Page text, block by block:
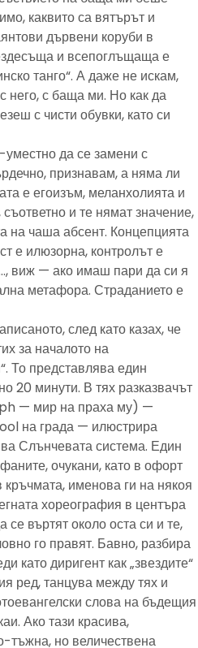
каквито са вятърът и
дървени коруби в
и всепоглъщаща е
танго“. А даже не искам,
него, с баща ми. Но как да
с чисти обувки, като си
уместно да се замени с
признавам, а няма ли
е егоизъм, меланхолията и
и те нямат значение,
на чаша абсент. Концепцията
е илюзорна, контролът е
виж — ако имаш пари да си я
метафора. Страданието е
след като казах, че
за началото на
То представлява един
20 минути. В тях разказвачът
— мир на праха му) —
на града — илюстрира
Слънчевата система. Един
очукани, като в офорт
именова ги на някоя
хореография в центъра
въртят около оста си и те,
го правят. Бавно, разбира
като диригент как „звездите“
ред, танцува между тях и
слова на бъдещия
Ако тази красива,
но величествена